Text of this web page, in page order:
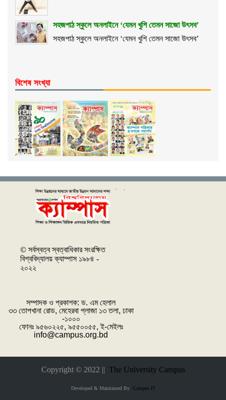
সহজপাঠ স্কুলে অনলাইনে ‘যেমন খুশি তেমন সাজো উৎসব’
সহজপাঠ স্কুলে অনলাইনে ‘যেমন খুশি তেমন সাজো উৎসব’
বিশেষ সংখ্যা
© সর্বস্বত্ব স্বত্বাধিকার সংরক্ষিত
বিশ্ববিদ্যালয় ক্যাম্পাস ১৯৮৪ -
২০২২
সম্পাদক ও প্রকাশক: ‌ড. এম হেলাল
৩৩ তোপখানা রোড, মেহেরবা প্লাজা ১৩ তলা, ঢাকা
-১০০০
ফোনঃ ৯৫৬০২২৫, ৯৫৫০০৫৫, ই-মেইলঃ
info@campus.org.bd
Copyright © 2022 || The University Campus
Developed & Maintained ByCampus IT